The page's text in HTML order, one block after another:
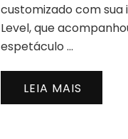
customizado com
Level, que
espetáculo …
LEIA MAIS